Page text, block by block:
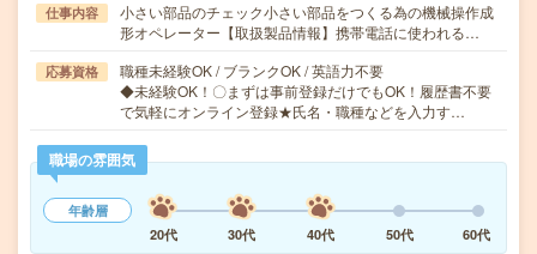
仕事内容
小さい部品のチェック小さい部品をつくる為の機械操作成
形オペレーター【取扱製品情報】携帯電話に使われる…
応募資格
職種未経験OK / ブランクOK / 英語力不要
◆未経験OK！〇まずは事前登録だけでもOK！履歴書不要
で気軽にオンライン登録★氏名・職種などを入力す…
職場の雰囲気
年齢層
20代
30代 40代 50代 60代